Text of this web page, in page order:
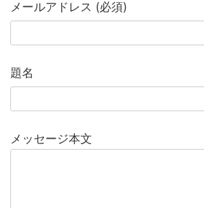
メールアドレス (必須)
題名
メッセージ本文